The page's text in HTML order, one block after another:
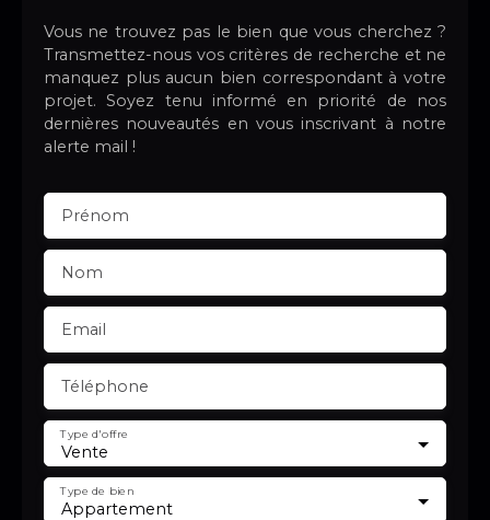
Vous ne trouvez pas le bien que vous cherchez ?
Transmettez-nous vos critères de recherche et ne
manquez plus aucun bien correspondant à votre
projet. Soyez tenu informé en priorité de nos
dernières nouveautés en vous inscrivant à notre
alerte mail !
Prénom
Nom
Email
Téléphone
Vente
Type d'offre
Appartement
Type de bien